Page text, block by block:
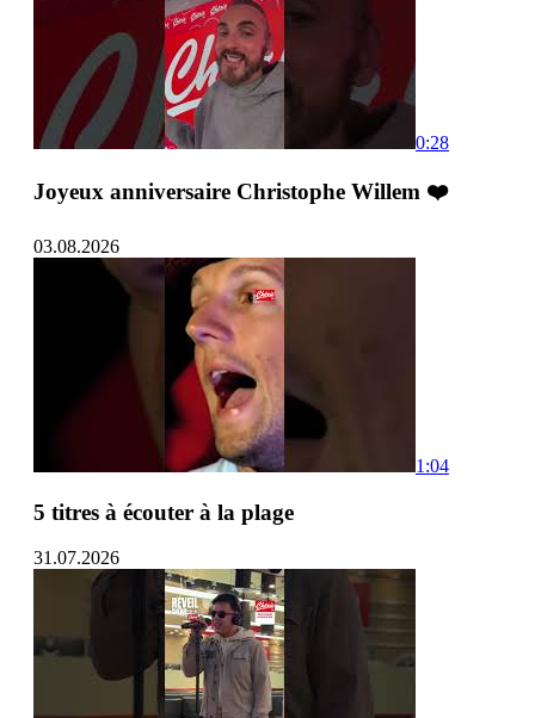
0:28
Joyeux anniversaire Christophe Willem ❤️
03.08.2026
1:04
5 titres à écouter à la plage
31.07.2026